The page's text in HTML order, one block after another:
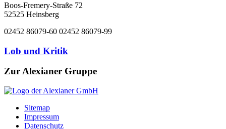
Boos-Fremery-Straße 72
52525 Heinsberg
02452 86079-60 02452 86079-99
Lob und Kritik
Zur Alexianer Gruppe
Sitemap
Impressum
Datenschutz